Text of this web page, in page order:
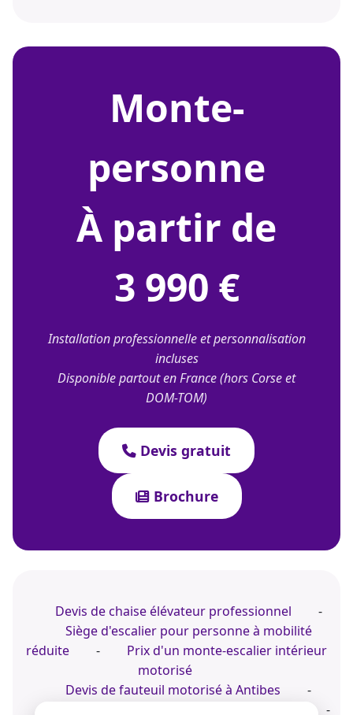
monte-
personne
À partir de
3 990 €
Installation professionnelle et personnalisation
incluses
Disponible partout en France (hors Corse et
DOM-TOM)
Devis gratuit
Brochure
Devis de chaise élévateur professionnel
-
Siège d'escalier pour personne à mobilité
réduite
-
Prix d'un monte-escalier intérieur
motorisé
Devis de fauteuil motorisé à Antibes
-
-